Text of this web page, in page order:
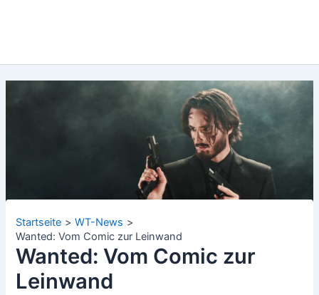
Startseite
WT-News
Wanted: Vom Comic zur Leinwand
Wanted: Vom Comic zur
Leinwand